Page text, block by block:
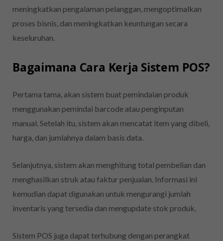
meningkatkan pengalaman pelanggan, mengoptimalkan
proses bisnis, dan meningkatkan keuntungan secara
keseluruhan.
Bagaimana Cara Kerja Sistem POS?
Pertama tama, akan sistem buat pemindaian produk
menggunakan pemindai barcode atau penginputan
manual. Setelah itu, sistem akan mencatat item yang dibeli,
harga, dan jumlahnya dalam basis data.
Selanjutnya, sistem akan menghitung total pembelian dan
menghasilkan struk atau faktur penjualan. Informasi ini
kemudian dapat digunakan untuk mengurangi jumlah
inventaris yang tersedia dan mengupdate stok produk.
Sistem POS juga dapat terhubung dengan perangkat